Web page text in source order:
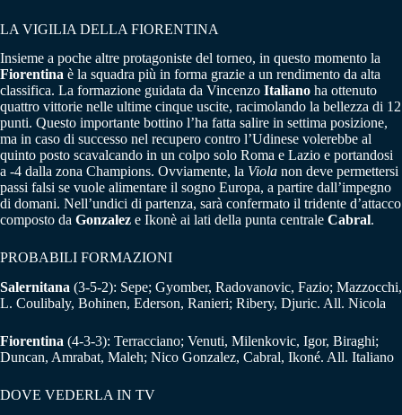
LA VIGILIA DELLA FIORENTINA
Insieme a poche altre protagoniste del torneo, in questo momento la
Fiorentina è la squadra più in forma grazie a un rendimento da alta
classifica. La formazione guidata da Vincenzo Italiano ha ottenuto
quattro vittorie nelle ultime cinque uscite, racimolando la bellezza di 12
punti. Questo importante bottino l’ha fatta salire in settima posizione,
ma in caso di successo nel recupero contro l’Udinese volerebbe al
quinto posto scavalcando in un colpo solo Roma e Lazio e portandosi
a -4 dalla zona Champions. Ovviamente, la Viola non deve permettersi
passi falsi se vuole alimentare il sogno Europa, a partire dall’impegno
di domani. Nell’undici di partenza, sarà confermato il tridente d’attacco
composto da Gonzalez e Ikonè ai lati della punta centrale Cabral.
PROBABILI FORMAZIONI
Salernitana (3-5-2): Sepe; Gyomber, Radovanovic, Fazio; Mazzocchi,
L. Coulibaly, Bohinen, Ederson, Ranieri; Ribery, Djuric. All. Nicola
Fiorentina (4-3-3): Terracciano; Venuti, Milenkovic, Igor, Biraghi;
Duncan, Amrabat, Maleh; Nico Gonzalez, Cabral, Ikoné. All. Italiano
DOVE VEDERLA IN TV